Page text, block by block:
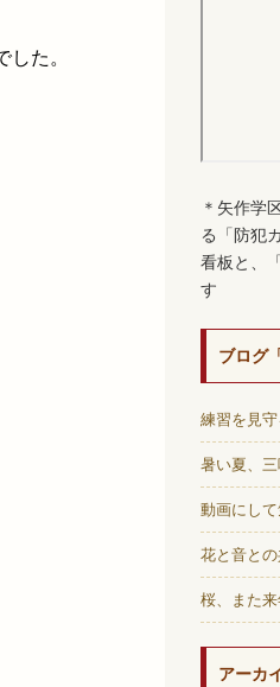
た。
＊矢作学
る「防犯
看板と、
す
ブログ
練習を見
暑い夏、
動画にし
花と音と
桜、また
アーカ